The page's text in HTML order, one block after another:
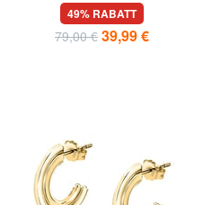
49% RABATT
79,00 € 39,99 €